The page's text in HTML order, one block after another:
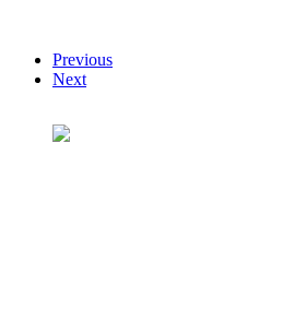
Previous
Next